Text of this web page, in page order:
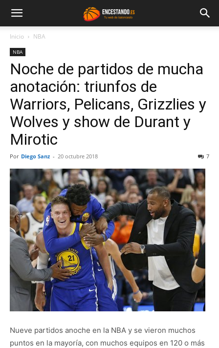
Inicio NBA
NBA
Noche de partidos de mucha
anotación: triunfos de
Warriors, Pelicans, Grizzlies y
Wolves y show de Durant y
Mirotic
Por Diego Sanz - 20 octubre 2018 7
Nueve partidos anoche en la NBA y se vieron muchos
puntos en la mayoría, con muchos equipos en 120 o más